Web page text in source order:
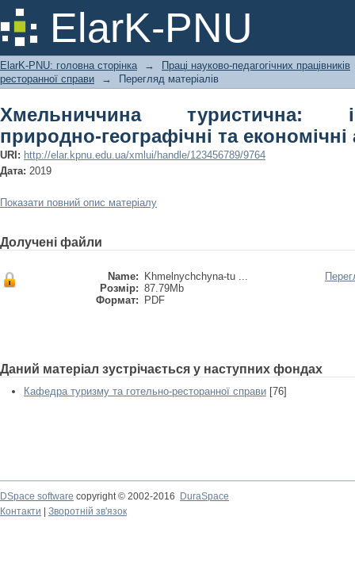
ElarK-PNU
Хмельниччина туристична:
економічні аспекти розвитку
ElarK-PNU: головна сторінка →
Праці науково-педагогічних працівників
ресторанної справи
→ Перегляд матеріалів
Хмельниччина туристична:
природно-географічні та
URI: http://elar.kpnu.edu.ua/xmlui/handle/123456789/9764
Дата: 2019
Показати повний опис матеріалу
Долучені файли
Name:
Khmelnychchyna-tu ...
Розмір: 87.79Mb
Формат:
PDF
Даний матеріал зустрічається у наступних фондах
Кафедра туризму та готельно-ресторанної справи [76]
DSpace software copyright © 2002-2016
DuraSpace
Контакти
Зворотній зв'язок